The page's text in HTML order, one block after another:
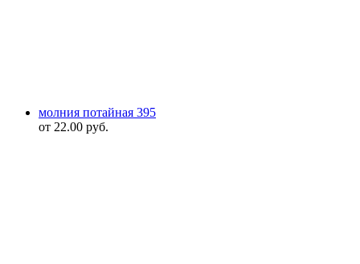
молния потайная 395
от 22.00 руб.